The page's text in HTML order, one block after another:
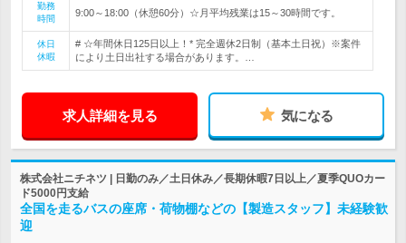
勤務
時間
9:00～18:00（休憩60分）☆月平均残業は15～30時間です。
休日
休暇
# ☆年間休日125日以上！* 完全週休2日制（基本土日祝）※案件
により土日出社する場合があります。…
求人詳細を見る 気になる
株式会社ニチネツ | 日勤のみ／土日休み／長期休暇7日以上／夏季QUOカー
ド5000円支給
全国を走るバスの座席・荷物棚などの【製造スタッフ】未経験歓
迎